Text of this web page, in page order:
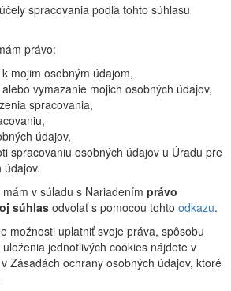
spracovania podľa tohto súhlasu
právo:
mojim osobným údajom,
vymazanie mojich osobných údajov,
spracovania,
údajov,
spracovaniu osobných údajov u Úradu pre
údajov.
v súladu s Nariadením právo
súhlas odvolať s pomocou tohto odkazu.
možnosti uplatniť svoje práva, spôsobu
jednotlivých cookies nájdete v
Zásadách ochrany osobných údajov, ktoré